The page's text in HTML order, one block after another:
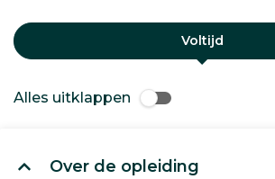
Voltijd
Alles uitklappen
Over de opleiding